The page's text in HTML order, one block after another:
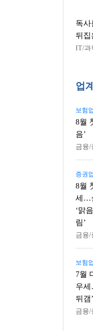
독
뒤집
IT/과
업
보험
8월
음’
금융/
증권
8월
세…
‘맑
림’
금융/
보험
7월
우
뒤갬’
금융/